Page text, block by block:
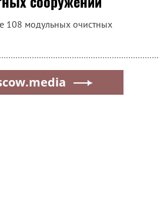
108 модульных очистных